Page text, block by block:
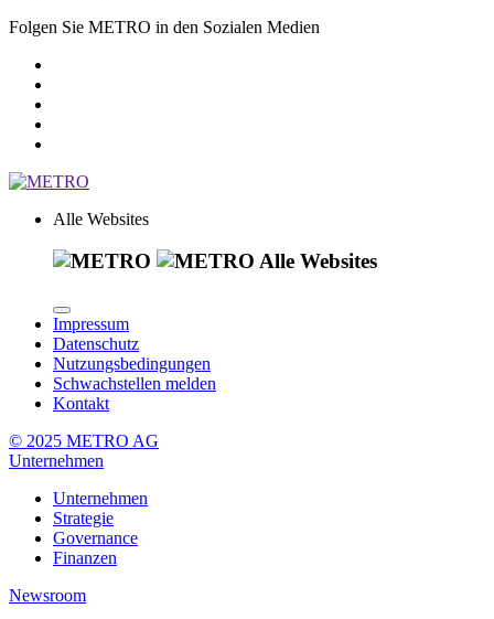
Folgen Sie METRO in den Sozialen Medien
Alle Websites
Alle Websites
Impressum
Datenschutz
Nutzungsbedingungen
Schwachstellen melden
Kontakt
© 2025 METRO AG
Unternehmen
Unternehmen
Strategie
Governance
Finanzen
Newsroom